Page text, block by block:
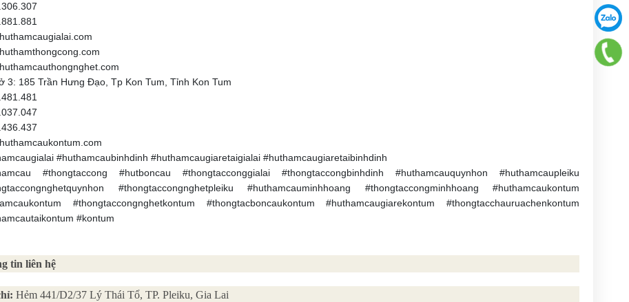
3: 185 Trần Hưng Đạo, Tp Kon Tum, Tỉnh Kon Tum
#huthamcaubinhdinh #huthamcaugiaretaigialai #huthamcaugiaretaibinhdinh
#thongtaccong #hutboncau #thongtacconggialai #thongtaccongbinhdinh #huthamcauquynhon #huthamcaupleiku
#thongtaccongnghetpleiku #huthamcauminhhoang #thongtaccongminhhoang #huthamcaukontum
#thongtaccongnghetkontum #thongtacboncaukontum #huthamcaugiarekontum #thongtacchauruachenkontum
#kontum
tin liên hệ
Hẻm 441/D2/37 Lý Thái Tổ, TP. Pleiku, Gia Lai